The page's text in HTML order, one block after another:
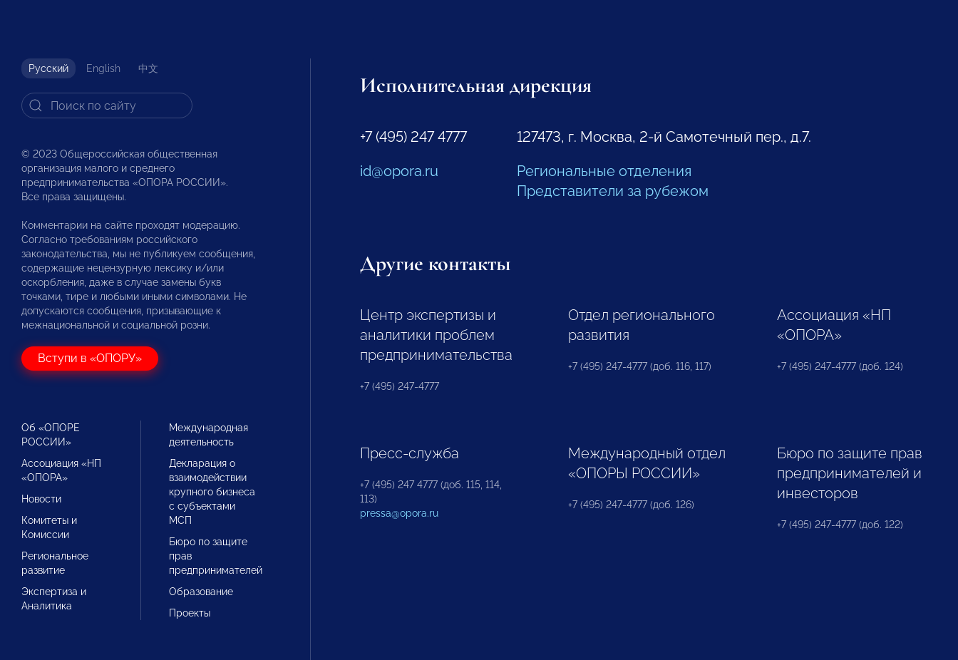
Русский English 中文
© 2023 Общероссийская общественная
организация малого и среднего
предпринимательства «ОПОРА РОССИИ».
Все права защищены.
Комментарии на сайте проходят модерацию.
Согласно требованиям российского
законодательства, мы не публикуем сообщения,
содержащие нецензурную лексику и/или
оскорбления, даже в случае замены букв
точками, тире и любыми иными символами. Не
допускаются сообщения, призывающие к
межнациональной и социальной розни.
Вступи в «ОПОРУ»
Об «ОПОРЕ
РОССИИ»
Ассоциация «НП
«ОПОРА»
Новости
Комитеты и
Комиссии
Региональное
развитие
Экспертиза и
Аналитика
Международная
деятельность
Декларация о
взаимодействии
крупного бизнеса
с субъектами
МСП
Бюро по защите
прав
предпринимателей
Образование
Проекты
Исполнительная дирекция
+7 (495) 247 4777
id@opora.ru
127473, г. Москва, 2-й Самотечный пер., д.7.
Региональные отделения
Представители за рубежом
Другие контакты
Центр экспертизы и
аналитики проблем
предпринимательства
+7 (495) 247-4777
Отдел регионального
развития
+7 (495) 247-4777 (доб. 116, 117)
Ассоциация «НП
«ОПОРА»
+7 (495) 247-4777 (доб. 124)
Пресс-служба
+7 (495) 247 4777 (доб. 115, 114,
113)
pressa@opora.ru
Международный отдел
«ОПОРЫ РОССИИ»
+7 (495) 247-4777 (доб. 126)
Бюро по защите прав
предпринимателей и
инвесторов
+7 (495) 247-4777 (доб. 122)